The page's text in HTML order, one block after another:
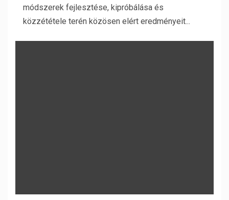
módszerek fejlesztése, kipróbálása és
közzététele terén közösen elért eredményeit...